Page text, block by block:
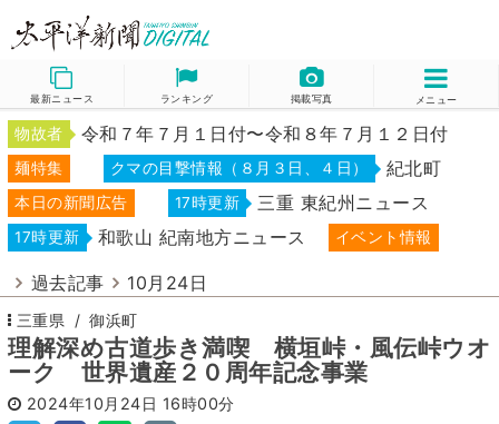
最新ニュース ランキング 掲載写真 メニュー
物故者 令和７年７月１日付〜令和８年７月１２日付
麺特集 クマの目撃情報（８月３日、４日） 紀北町
本日の新聞広告 17時更新 三重 東紀州ニュース
17時更新 和歌山 紀南地方ニュース イベント情報
過去記事 10月24日
三重県 御浜町
理解深め古道歩き満喫 横垣峠・風伝峠ウオ
ーク 世界遺産２０周年記念事業
2024年10月24日 16時00分